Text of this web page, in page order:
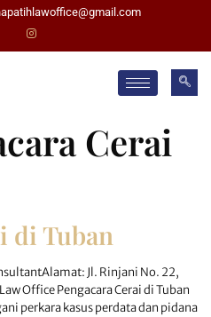
Cerai
di Tuban
Jl. Rinjani No. 22,
Office Pengacara Cerai di Tuban
perkara kasus perdata dan pidana